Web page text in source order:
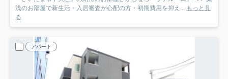
浅のお部屋で新生活・入居審査が心配の方・初期費用を抑え... もっと見
る
アパート